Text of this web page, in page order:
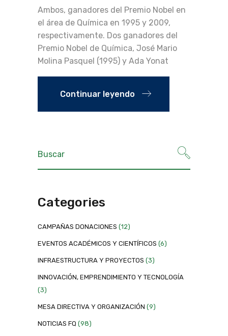
Ambos, ganadores del Premio Nobel en
el área de Química en 1995 y 2009,
respectivamente. Dos ganadores del
Premio Nobel de Química, José Mario
Molina Pasquel (1995) y Ada Yonat
Continuar leyendo
Categories
CAMPAÑAS DONACIONES (12)
EVENTOS ACADÉMICOS Y CIENTÍFICOS (6)
INFRAESTRUCTURA Y PROYECTOS (3)
INNOVACIÓN, EMPRENDIMIENTO Y TECNOLOGÍA
(3)
MESA DIRECTIVA Y ORGANIZACIÓN (9)
NOTICIAS FQ (98)